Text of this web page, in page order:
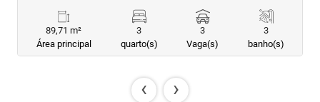
89,71 m²
Área principal
3
quarto(s)
3
Vaga(s)
3
banho(s)
‹ ›